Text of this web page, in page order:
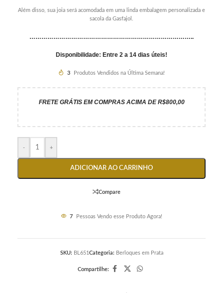
Além disso, sua joia será acomodada em uma linda embalagem personalizada e
sacola da Gasfajol.
………………………………………………………………………..
Disponibilidade: Entre 2 a 14 dias úteis!
3 Produtos Vendidos na Última Semana!
FRETE GRÁTIS EM COMPRAS ACIMA DE R$800,00
- +
ADICIONAR AO CARRINHO
Compare
7 Pessoas Vendo esse Produto Agora!
SKU: BL651Categoria: Berloques em Prata
Compartilhe: